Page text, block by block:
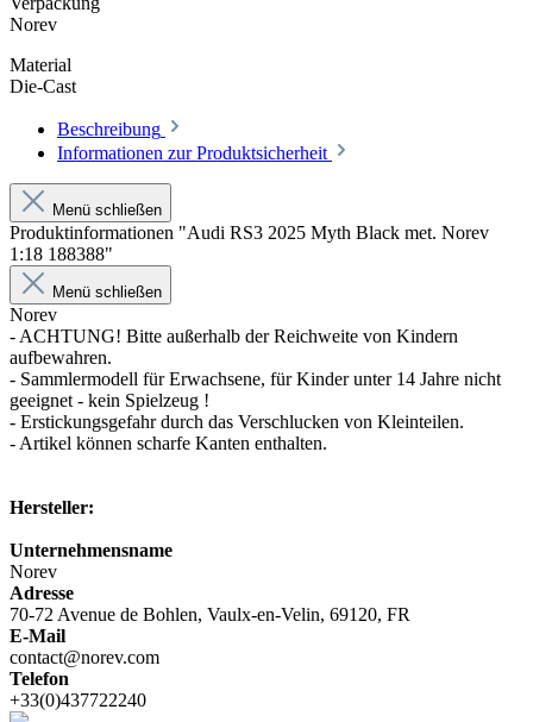
Norev
Material
Die-Cast
Beschreibung
Informationen zur Produktsicherheit
Menü schließen
Produktinformationen "Audi RS3 2025 Myth Black met. Norev
1:18 188388"
Menü schließen
Norev
- ACHTUNG! Bitte außerhalb der Reichweite von Kindern
aufbewahren.
- Sammlermodell für Erwachsene, für Kinder unter 14 Jahre nicht
geeignet - kein Spielzeug !
- Erstickungsgefahr durch das Verschlucken von Kleinteilen.
- Artikel können scharfe Kanten enthalten.
Hersteller:
Unternehmensname
Norev
Adresse
70-72 Avenue de Bohlen, Vaulx-en-Velin, 69120, FR
E-Mail
contact@norev.com
Telefon
+33(0)437722240